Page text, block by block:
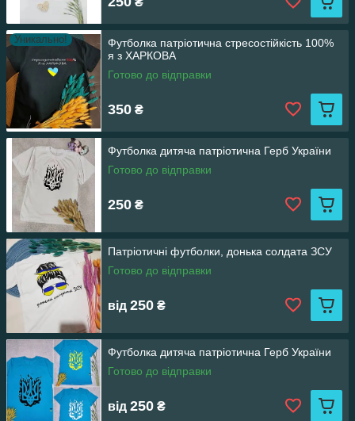
Уникально!
Футболка патріотична стресостійкість 100%
я з ХАРКОВА
Готово до відправки
350 ₴
Футболка дитяча патріотична Герб України
Готово до відправки
250 ₴
Патріотичні футболки, донька солдата ЗСУ
Готово до відправки
від 250 ₴
Футболка дитяча патріотична Герб України
Готово до відправки
від 250 ₴